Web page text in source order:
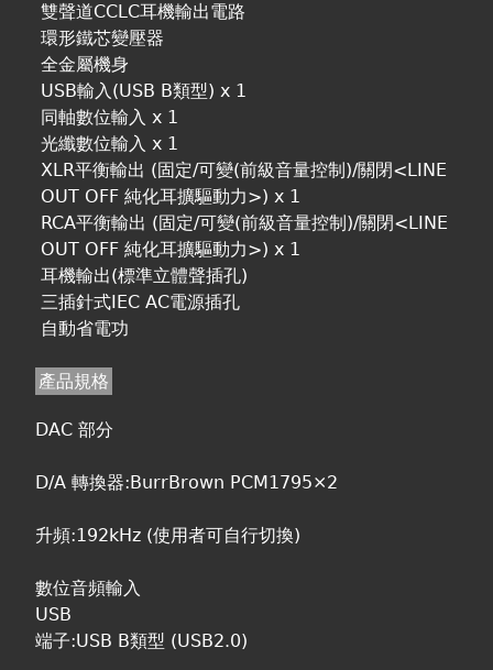
雙聲道CCLC耳機輸出電路
環形鐵芯變壓器
全金屬機身
USB輸入(USB B類型) x 1
同軸數位輸入 x 1
光纖數位輸入 x 1
XLR平衡輸出 (固定/可變(前級音量控制)/關閉<LINE
OUT OFF 純化耳擴驅動力>) x 1
RCA平衡輸出 (固定/可變(前級音量控制)/關閉<LINE
OUT OFF 純化耳擴驅動力>) x 1
耳機輸出(標準立體聲插孔)
三插針式IEC AC電源插孔
自動省電功
產品規格
DAC 部分
D/A 轉換器:BurrBrown PCM1795×2
升頻:192kHz (使用者可自行切換)
數位音頻輸入
USB
端子:USB B類型 (USB2.0)